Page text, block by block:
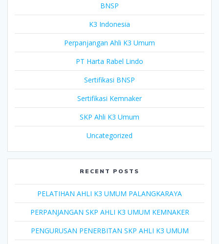
BNSP
K3 Indonesia
Perpanjangan Ahli K3 Umum
PT Harta Rabel Lindo
Sertifikasi BNSP
Sertifikasi Kemnaker
SKP Ahli K3 Umum
Uncategorized
RECENT POSTS
PELATIHAN AHLI K3 UMUM PALANGKARAYA
PERPANJANGAN SKP AHLI K3 UMUM KEMNAKER
PENGURUSAN PENERBITAN SKP AHLI K3 UMUM